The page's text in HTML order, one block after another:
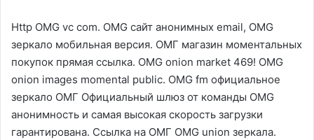
Http OMG vc com. OMG сайт анонимных email, OMG
зеркало мобильная версия. ОМГ магазин моментальных
покупок прямая ссылка. OMG onion market 469! OMG
onion images momental public. OMG fm официальное
зеркало ОМГ Официальный шлюз от команды OMG
анонимность и самая высокая скорость загрузки
гарантирована. Ссылка на ОМГ OMG union зеркала.